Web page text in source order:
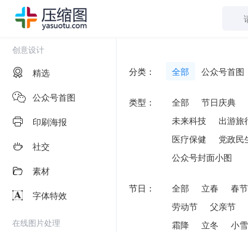
创意设计
精选
公众号首图
印刷海报
社交
素材
字体特效
在线图片处理
分类： 全部 公众号首图
类型： 全部 节日庆典
未来科技
出游旅
医疗保健
党政民
公众号封面小图
节日： 全部 立春 春节
劳动节
父亲节
霜降
立冬 小雪